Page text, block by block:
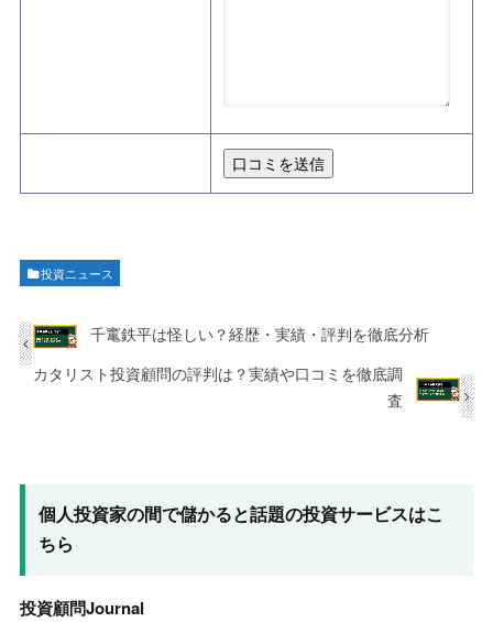
投資ニュース
千竃鉄平は怪しい？経歴・実績・評判を徹底分析
カタリスト投資顧問の評判は？実績や口コミを徹底調
査
個人投資家の間で儲かると話題の投資サービスはこ
ちら
投資顧問Journal